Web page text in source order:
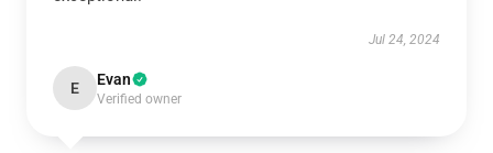
Jul 24, 2024
E Evan
Verified owner